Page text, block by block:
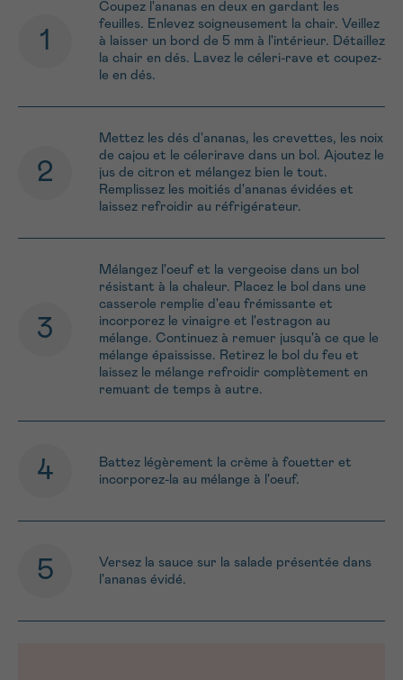
Coupez l'ananas en deux en gardant les
feuilles. Enlevez soigneusement la chair. Veillez
à laisser un bord de 5 mm à l'intérieur. Détaillez
la chair en dés. Lavez le céleri-rave et coupez-
le en dés.
Mettez les dés d'ananas, les crevettes, les noix
de cajou et le célerirave dans un bol. Ajoutez le
jus de citron et mélangez bien le tout.
Remplissez les moitiés d'ananas évidées et
laissez refroidir au réfrigérateur.
Mélangez l'oeuf et la vergeoise dans un bol
résistant à la chaleur. Placez le bol dans une
casserole remplie d'eau frémissante et
incorporez le vinaigre et l'estragon au
mélange. Continuez à remuer jusqu'à ce que le
mélange épaississe. Retirez le bol du feu et
laissez le mélange refroidir complètement en
remuant de temps à autre.
Battez légèrement la crème à fouetter et
incorporez-la au mélange à l'oeuf.
Versez la sauce sur la salade présentée dans
l'ananas évidé.